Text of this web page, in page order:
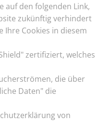
auf den folgenden Link,
zukünftig verhindert
Ihre Cookies in diesem
zertifiziert, welches
die über
Daten" die
von